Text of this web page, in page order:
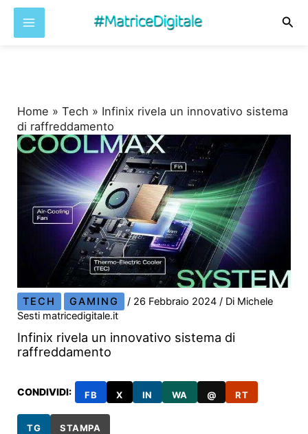
Home »Tech » Infinix rivela un innovativo sistema
di raffreddamento
TECH GAMING / 26 Febbraio 2024 / Di Michele
Sesti matricedigitale.it
Infinix rivela un innovativo sistema di
raffreddamento
CONDIVIDI: FB X IN WA @ RT
TG STAMPA